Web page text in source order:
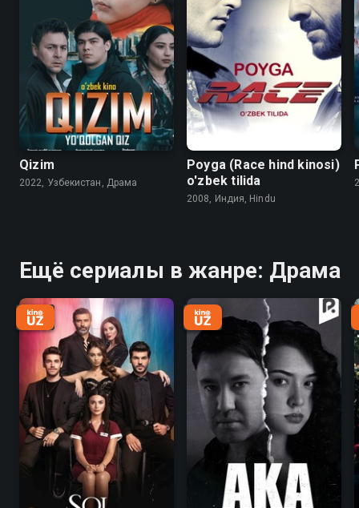
Qizim
2022, Узбекистан, Драма
Poyga (Race hind kinosi)
o'zbek tilida
2008, Индия, Hindu
Ещё сериалы в жанре: Драма